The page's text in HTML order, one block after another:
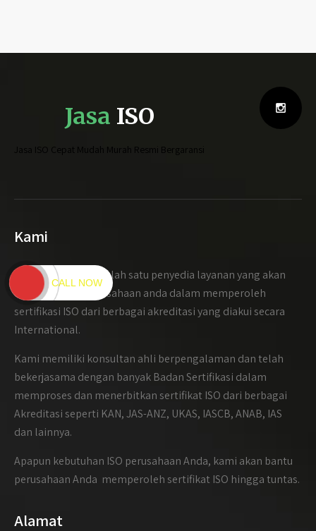
Jasa ISO
Jasa ISO Cepat Mudah Murah Resmi Bergaransi
Kami
jasaiso.id
adalah salah satu penyedia layanan yang akan
mendampingi perusahaan anda dalam memperoleh
sertifikasi ISO dari berbagai akreditasi yang diakui secara
International.
Kami memiliki konsultan ahli berpengalaman dan telah
bekerjasama dengan banyak Badan Sertifikasi dalam
memproses dan menerbitkan sertifikat ISO dari berbagai
Akreditasi seperti KAN, JAS-ANZ, UKAS, IASCB, ANAB, IAS
dan lainnya.
Apapun kebutuhan ISO perusahaan Anda, kami akan bantu
perusahaan Anda memperoleh sertifikat ISO hingga tuntas.
Alamat
CALL NOW